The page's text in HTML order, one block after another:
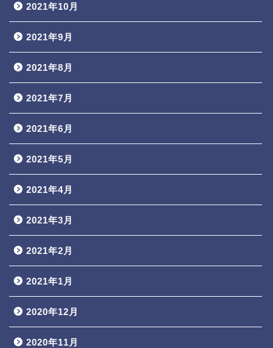
2021年10月
2021年9月
2021年8月
2021年7月
2021年6月
2021年5月
2021年4月
2021年3月
2021年2月
2021年1月
2020年12月
2020年11月